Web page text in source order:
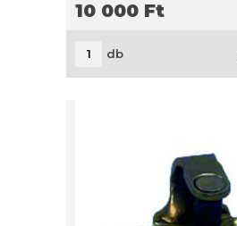
10 000 Ft
db